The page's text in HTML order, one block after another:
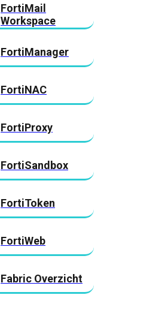
FortiMail
Workspace
FortiManager
FortiNAC
FortiProxy
FortiSandbox
FortiToken
FortiWeb
Fabric Overzicht